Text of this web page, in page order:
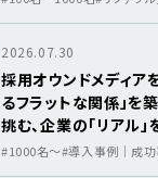
2026.07.30
採用オウンドメディア
るフラットな関係」を
挑む、企業の「リアル
#1000名〜#導入事例｜成